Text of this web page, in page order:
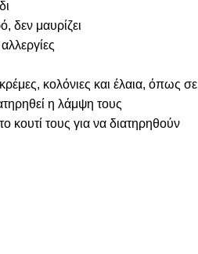
δεν μαυρίζει
κολόνιες και έλαια, όπως σε
η λάμψη τους
κουτί τους για να διατηρηθούν